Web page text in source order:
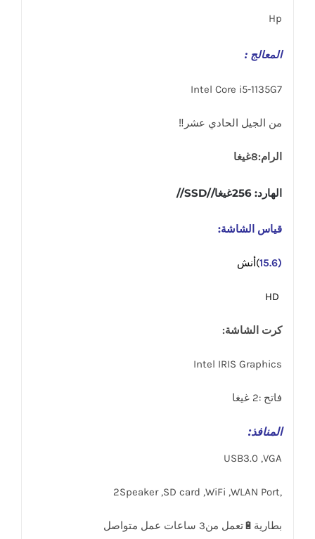
Hp
المعالج :
Intel Core i5-1135G7
من الجيل الحادي عشر‼️
الرام:8غيغا
الهارد: 256غيغا//SSD//
قياس الشاشة:
(15.6 )أنش
كرت الشاشة:
Intel IRIS Graphics
فاتح :2 غيغا
المنافذ:
USB3.0 ,VGA
,2Speaker ,SD card ,WiFi ,WLAN Port